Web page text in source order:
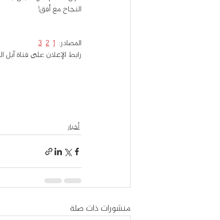
النجاح مع أفق!
المصادر: 1
2
3
رابط الإعلان على قناة آبل
أخبار
منشورات ذات صلة